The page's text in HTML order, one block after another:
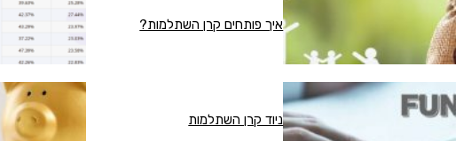
איך פותחים קרן השתלמות?
ניוד קרן השתלמות